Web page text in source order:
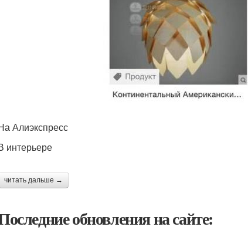
Алиэкспресс
интерьере
читать дальше →
обновления на сайте: